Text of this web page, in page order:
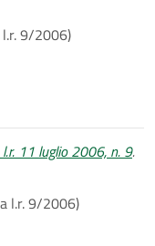
9/2006)
11 luglio 2006, n. 9.
l.r. 9/2006)